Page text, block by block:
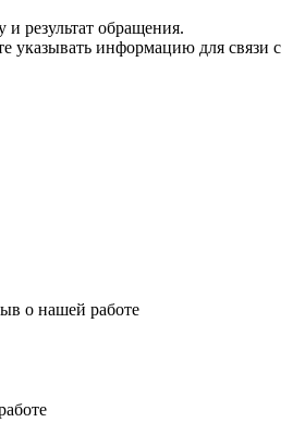
результат обращения.
указывать информацию для связи с
о нашей работе